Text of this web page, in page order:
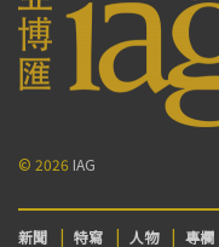
© 2026 IAG
新聞 特寫 人物 專欄